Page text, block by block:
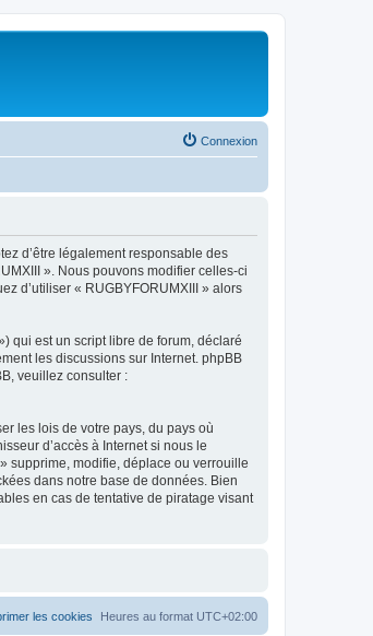
Connexion
d’être légalement responsable des
». Nous pouvons modifier celles-ci
d’utiliser « RUGBYFORUMXIII » alors
qui est un script libre de forum, déclaré
les discussions sur Internet. phpBB
veuillez consulter :
les lois de votre pays, du pays où
d’accès à Internet si nous le
supprime, modifie, déplace ou verrouille
dans notre base de données. Bien
en cas de tentative de piratage visant
Heures au format UTC+02:00
les cookies